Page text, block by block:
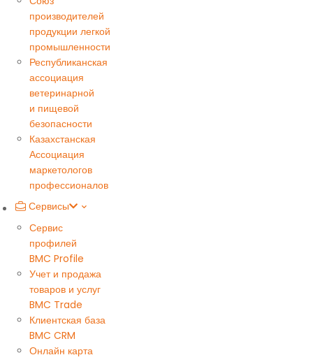
производителей
продукции легкой
промышленности
Республиканская
ассоциация
ветеринарной
и пищевой
безопасности
Казахстанская
Ассоциация
маркетологов
профессионалов
Сервисы
Сервис
профилей
BMC Profile
Учет и продажа
товаров и услуг
BMC Trade
Клиентская база
BMC CRM
Онлайн карта